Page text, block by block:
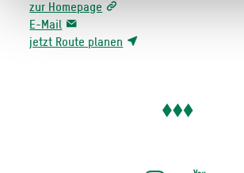
zur Homepage
E-Mail
jetzt Route planen